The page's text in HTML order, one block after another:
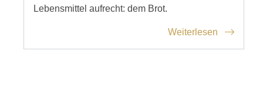
Lebensmittel aufrecht: dem Brot.
Weiterlesen